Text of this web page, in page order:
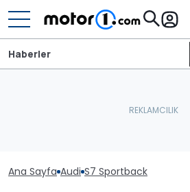
Haberler
Ana Sayfa Audi S7 Sportback